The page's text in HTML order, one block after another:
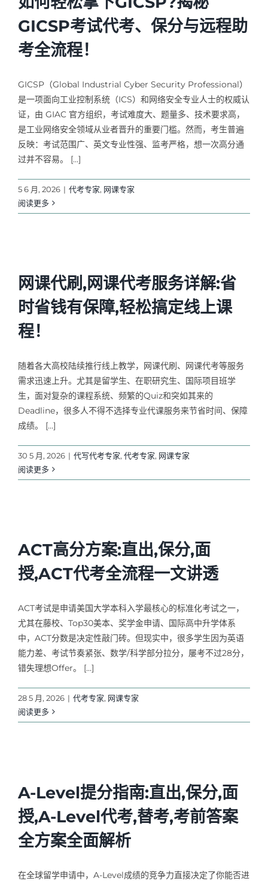
GICSP考试代考、保分与远程助
考全流程！
GICSP（Global Industrial Cyber Security Professional）
是一项面向工业控制系统（ICS）和网络安全专业人士的权威认
证，由 GIAC 官方组织，考试难度大、题量多、技术要求高，
是工业网络安全领域从业者晋升的重要门槛。然而，考生普遍
反映：考试范围广、英文专业性强、监考严格，想一次高分通
过并不容易。 […]
5 6 月, 2026 | 代考专家, 网课专家
阅读更多
网课代刷,网课代考服务详解:省
时省钱有保障,轻松搞定线上课
程！
随着各大高校陆续推行线上教学，网课代刷、网课代考等服务
需求迅速上升。尤其是留学生、在职研究生、国际项目班学
生，面对复杂的课程系统、频繁的Quiz和突如其来的
Deadline，很多人不得不选择专业代课服务来节省时间、保障
成绩。 […]
30 5 月, 2026 | 代写代考专家, 代考专家, 网课专家
阅读更多
ACT高分方案:直出,保分,面
授,ACT代考全流程一文讲透
ACT考试是申请美国大学本科入学最核心的标准化考试之一，
尤其在藤校、Top30美本、奖学金申请、国际高中升学体系
中，ACT分数是决定性敲门砖。但现实中，很多学生因为英语
能力差、考试节奏紧张、数学/科学部分拉分，屡考不过28分，
错失理想Offer。 […]
28 5 月, 2026 | 代考专家, 网课专家
阅读更多
A-Level提分指南:直出,保分,面
授,A-Level代考,替考,考前答案
全方案全面解析
在全球留学申请中，A-Level成绩的竞争力直接决定了你能否进